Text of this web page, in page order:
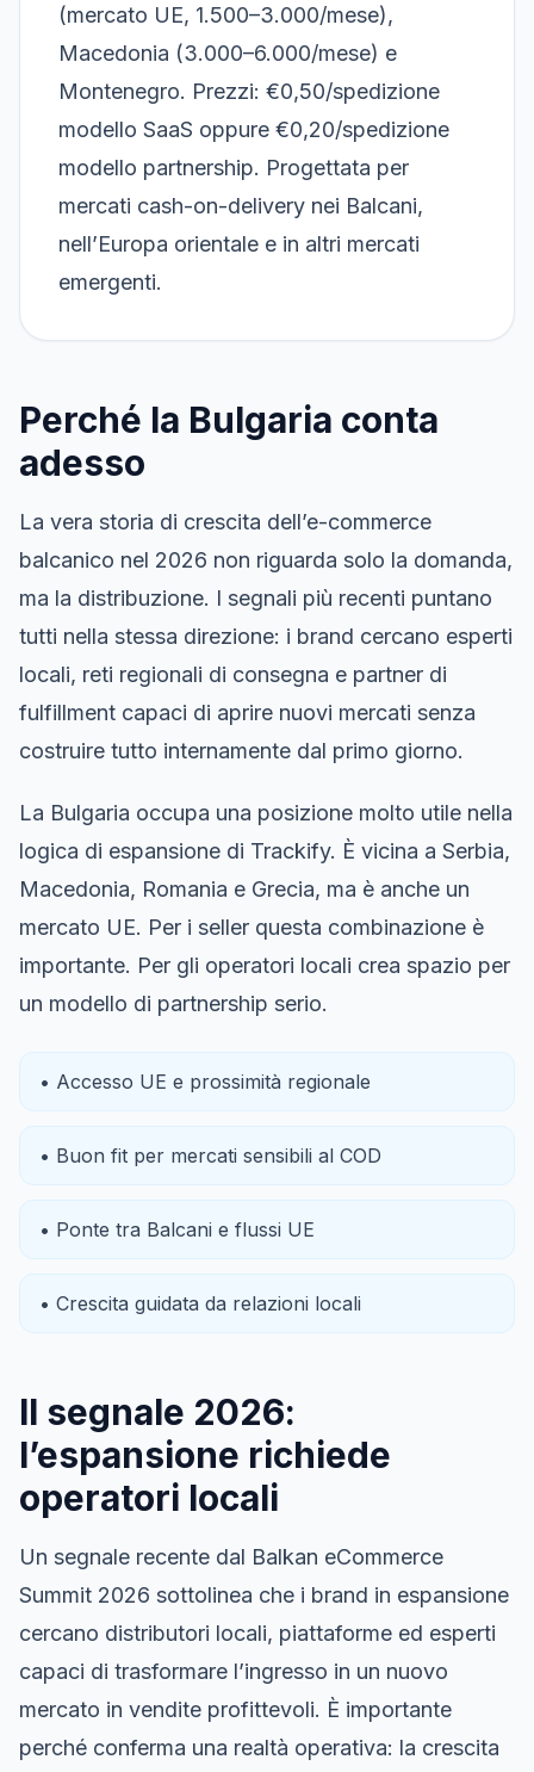
(mercato UE, 1.500–3.000/mese),
Macedonia (3.000–6.000/mese) e
Montenegro. Prezzi: €0,50/spedizione
modello SaaS oppure €0,20/spedizione
modello partnership. Progettata per
mercati cash-on-delivery nei Balcani,
nell’Europa orientale e in altri mercati
emergenti.
Perché la Bulgaria conta
adesso
La vera storia di crescita dell’e-commerce
balcanico nel 2026 non riguarda solo la domanda,
ma la distribuzione. I segnali più recenti puntano
tutti nella stessa direzione: i brand cercano esperti
locali, reti regionali di consegna e partner di
fulfillment capaci di aprire nuovi mercati senza
costruire tutto internamente dal primo giorno.
La Bulgaria occupa una posizione molto utile nella
logica di espansione di Trackify. È vicina a Serbia,
Macedonia, Romania e Grecia, ma è anche un
mercato UE. Per i seller questa combinazione è
importante. Per gli operatori locali crea spazio per
un modello di partnership serio.
• Accesso UE e prossimità regionale
• Buon fit per mercati sensibili al COD
• Ponte tra Balcani e flussi UE
• Crescita guidata da relazioni locali
Il segnale 2026:
l’espansione richiede
operatori locali
Un segnale recente dal Balkan eCommerce
Summit 2026 sottolinea che i brand in espansione
cercano distributori locali, piattaforme ed esperti
capaci di trasformare l’ingresso in un nuovo
mercato in vendite profittevoli. È importante
perché conferma una realtà operativa: la crescita